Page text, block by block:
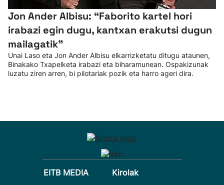
Jon Ander Albisu: “Faborito kartel hori
irabazi egin dugu, kantxan erakutsi dugun
mailagatik”
Unai Laso eta Jon Ander Albisu elkarrizketatu ditugu ataunen,
Binakako Txapelketa irabazi eta biharamunean. Ospakizunak
luzatu ziren arren, bi pilotariak pozik eta harro ageri dira.
EITB MEDIA
Kirolak